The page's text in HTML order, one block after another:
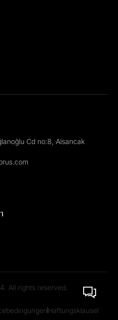
Cd no:8, Alsancak
All rights reserved.
Haftungsklausel